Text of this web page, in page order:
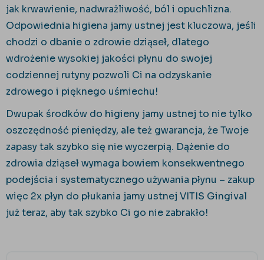
jak krwawienie, nadwrażliwość, ból i opuchlizna.
Odpowiednia higiena jamy ustnej jest kluczowa, jeśli
chodzi o dbanie o zdrowie dziąseł, dlatego
wdrożenie wysokiej jakości płynu do swojej
codziennej rutyny pozwoli Ci na odzyskanie
zdrowego i pięknego uśmiechu!
Dwupak środków do higieny jamy ustnej to nie tylko
oszczędność pieniędzy, ale też gwarancja, że Twoje
zapasy tak szybko się nie wyczerpią. Dążenie do
zdrowia dziąseł wymaga bowiem konsekwentnego
podejścia i systematycznego używania płynu – zakup
więc 2x płyn do płukania jamy ustnej VITIS Gingival
już teraz, aby tak szybko Ci go nie zabrakło!